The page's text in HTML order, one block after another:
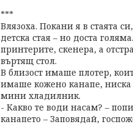
***
Влязоха. Покани я в стаята
детска стая – но доста
принтерите, скенера, а
въртящ стол.
В близост имаше плотер,
имаше кожено канапе, ниска
мини хладилник.
- Какво те води насам? –
канапето – Заповядай,